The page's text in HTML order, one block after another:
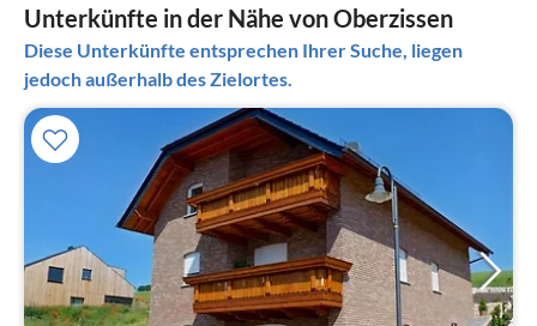
Unterkünfte in der Nähe von Oberzissen
Diese Unterkünfte entsprechen Ihrer Suche, liegen
jedoch außerhalb des Zielortes.